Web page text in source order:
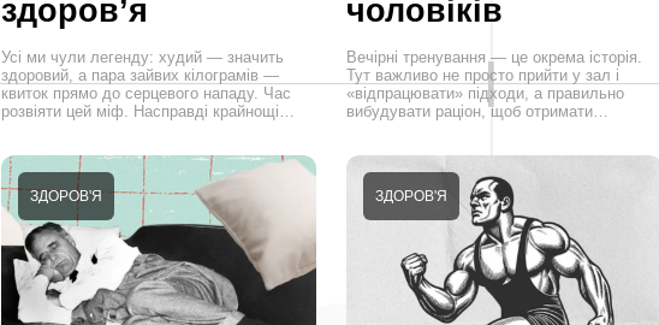
здоров’я
Усі ми чули легенду: худий — значить
здоровий, а пара зайвих кілограмів —
квиток прямо до серцевого нападу. Час
розвіяти цей міф. Насправді крайнощі…
чоловіків
Вечірні тренування — це окрема історія.
Тут важливо не просто прийти у зал і
«відпрацювати» підходи, а правильно
вибудувати раціон, щоб отримати…
ЗДОРОВ'Я ЗДОРОВ'Я